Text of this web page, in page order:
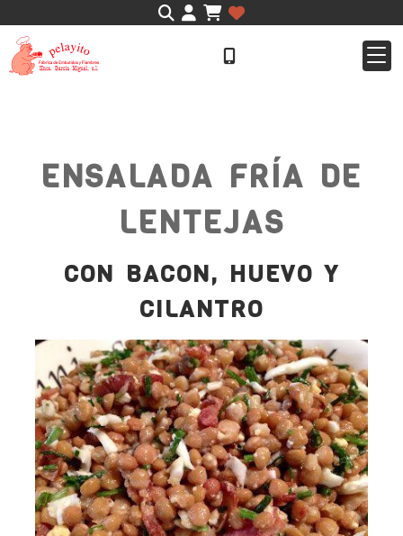
Identifícate
ENSALADA FRÍA DE
LENTEJAS
CON BACON, HUEVO Y
CILANTRO